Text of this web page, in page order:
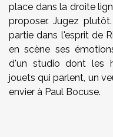
place dans la droite
proposer. Jugez
partie dans l'esprit de
en scène ses
d'un studio dont les
jouets qui parlent, un
envier à Paul Bocuse.